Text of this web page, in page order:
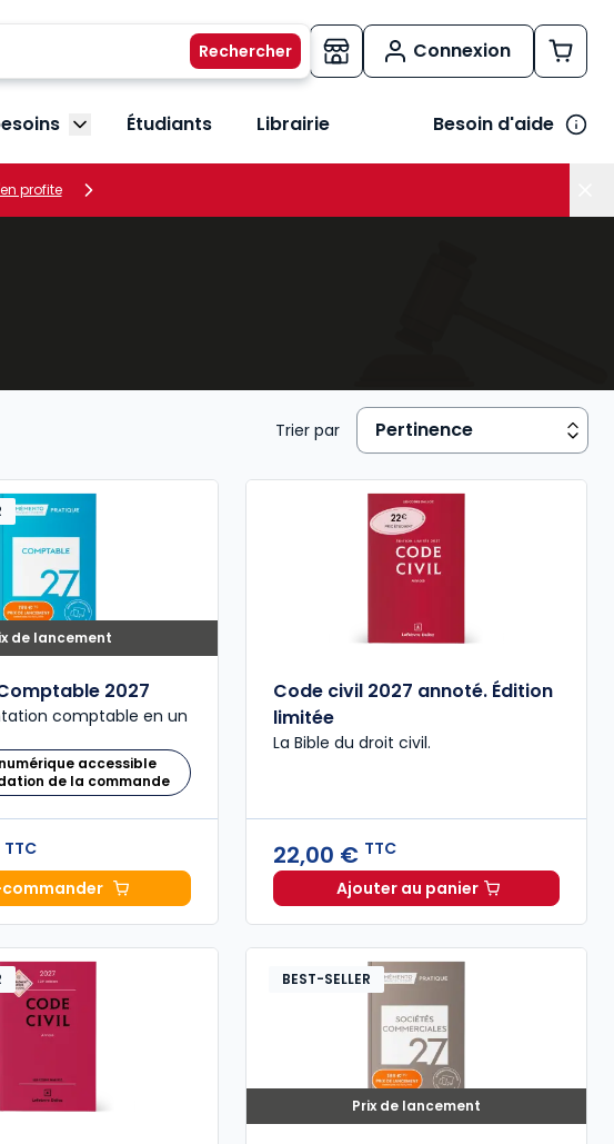
Connexion
menu Vos métiers
Afficher le sous-menu Vos besoins
Étudiants Librairie Besoin d'aide
profite
Trier par
de lancement
2027
comptable en un
accessible
de la commande
TTC
Mémento Comptable 2027 à 199,00 € TTC
Code civil 2027 annoté. Édition
limitée
La Bible du droit civil.
22,00 € TTC
Ajouter au panierCode civil 2027 annoté.
Prix de lancement
BEST-SELLER